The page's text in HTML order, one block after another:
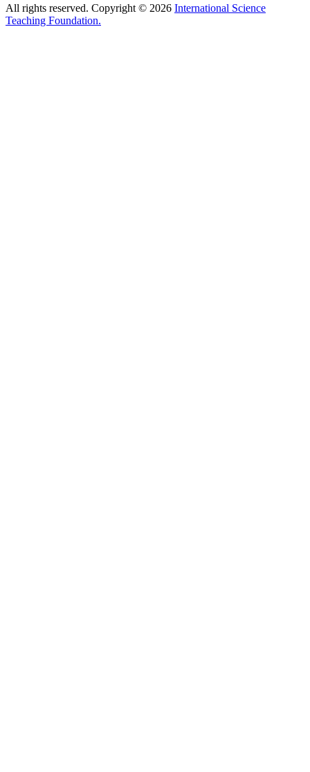
All rights reserved. Copyright © 2026 International Science
Teaching Foundation.